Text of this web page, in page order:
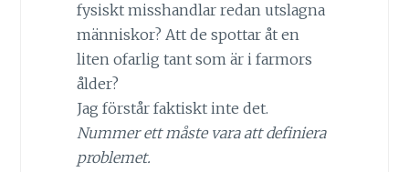
fysiskt misshandlar redan utslagna
människor? Att de spottar åt en
liten ofarlig tant som är i farmors
ålder?
Jag förstår faktiskt inte det.
Nummer ett måste vara att definiera
problemet.